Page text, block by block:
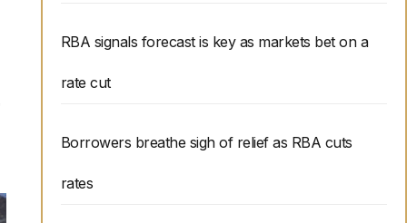
RBA signals forecast is key as markets bet on a
rate cut
Borrowers breathe sigh of relief as RBA cuts
rates